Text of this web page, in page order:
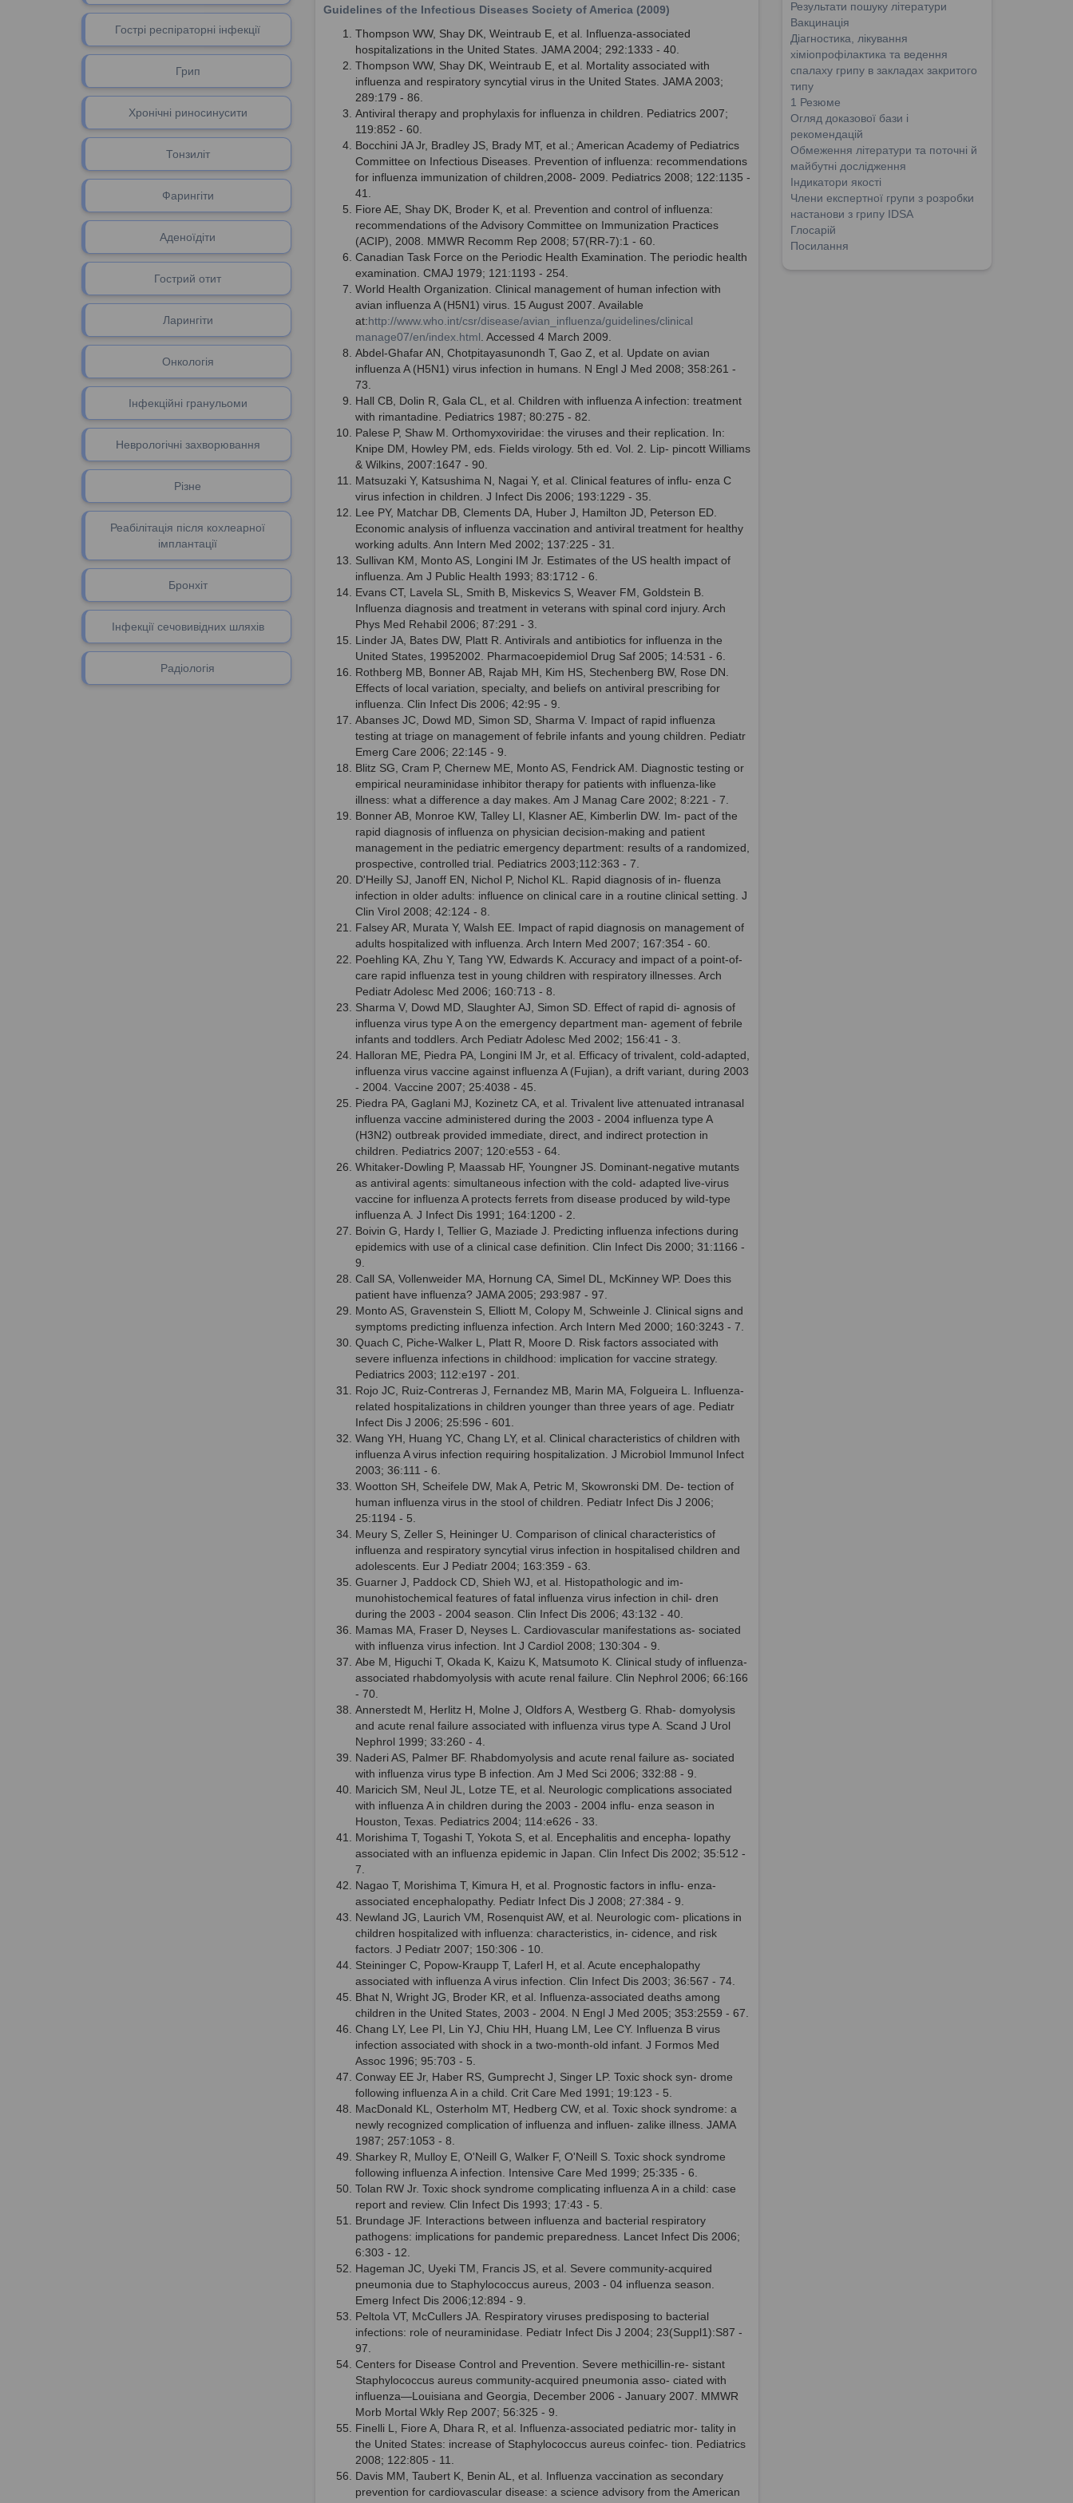
Гострі респіраторні інфекції
Грип
Хронічні риносинусити
Тонзиліт
Фарингіти
Аденоїдіти
Гоcтрий отит
Ларингіти
Онкологія
Інфекційні гранульоми
Неврологічні захворювання
Різне
Реабілітація після кохлеарної
імплантації
Бронхіт
Інфекції сечовивідних шляхів
Радіологія
Результати пошуку літератури
Вакцинація
Діагностика, лікування
хіміопрофілактика та ведення
спалаху грипу в закладах закритого
типу
1 Резюме
Огляд доказової бази і
рекомендацій
Обмеження літератури та поточні й
майбутні дослідження
Індикатори якості
Члени експертної групи з розробки
настанови з грипу IDSA
Глосарій
Посилання
Guidelines of the Infectious Diseases Society of America (2009)
Thompson WW, Shay DK, Weintraub E, et al. Influenza-associated
hospitalizations in the United States. JAMA 2004; 292:1333 - 40.
Thompson WW, Shay DK, Weintraub E, et al. Mortality associated with
influenza and respiratory syncytial virus in the United States. JAMA 2003;
289:179 - 86.
Antiviral therapy and prophylaxis for influenza in children. Pediatrics 2007;
119:852 - 60.
Bocchini JA Jr, Bradley JS, Brady MT, et al.; American Academy of Pediatrics
Committee on Infectious Diseases. Prevention of influenza: recommendations
for influenza immunization of children,2008- 2009. Pediatrics 2008; 122:1135 -
41.
Fiore AE, Shay DK, Broder K, et al. Prevention and control of influenza:
recommendations of the Advisory Committee on Immunization Practices
(ACIP), 2008. MMWR Recomm Rep 2008; 57(RR-7):1 - 60.
Canadian Task Force on the Periodic Health Examination. The periodic health
examination. CMAJ 1979; 121:1193 - 254.
World Health Organization. Clinical management of human infection with
avian influenza A (H5N1) virus. 15 August 2007. Available
at:http://www.who.int/csr/disease/avian_influenza/guidelines/clinical
manage07/en/index.html . Accessed 4 March 2009.
Abdel-Ghafar AN, Chotpitayasunondh T, Gao Z, et al. Update on avian
influenza A (H5N1) virus infection in humans. N Engl J Med 2008; 358:261 -
73.
Hall CB, Dolin R, Gala CL, et al. Children with influenza A infection: treatment
with rimantadine. Pediatrics 1987; 80:275 - 82.
Palese P, Shaw M. Orthomyxoviridae: the viruses and their replication. In:
Knipe DM, Howley PM, eds. Fields virology. 5th ed. Vol. 2. Lip- pincott Williams
& Wilkins, 2007:1647 - 90.
Matsuzaki Y, Katsushima N, Nagai Y, et al. Clinical features of influ- enza C
virus infection in children. J Infect Dis 2006; 193:1229 - 35.
Lee PY, Matchar DB, Clements DA, Huber J, Hamilton JD, Peterson ED.
Economic analysis of influenza vaccination and antiviral treatment for healthy
working adults. Ann Intern Med 2002; 137:225 - 31.
Sullivan KM, Monto AS, Longini IM Jr. Estimates of the US health impact of
influenza. Am J Public Health 1993; 83:1712 - 6.
Evans CT, Lavela SL, Smith B, Miskevics S, Weaver FM, Goldstein B.
Influenza diagnosis and treatment in veterans with spinal cord injury. Arch
Phys Med Rehabil 2006; 87:291 - 3.
Linder JA, Bates DW, Platt R. Antivirals and antibiotics for influenza in the
United States, 1995­2002. Pharmacoepidemiol Drug Saf 2005; 14:531 - 6.
Rothberg MB, Bonner AB, Rajab MH, Kim HS, Stechenberg BW, Rose DN.
Effects of local variation, specialty, and beliefs on antiviral prescribing for
influenza. Clin Infect Dis 2006; 42:95 - 9.
Abanses JC, Dowd MD, Simon SD, Sharma V. Impact of rapid influenza
testing at triage on management of febrile infants and young children. Pediatr
Emerg Care 2006; 22:145 - 9.
Blitz SG, Cram P, Chernew ME, Monto AS, Fendrick AM. Diagnostic testing or
empirical neuraminidase inhibitor therapy for patients with influenza-like
illness: what a difference a day makes. Am J Manag Care 2002; 8:221 - 7.
Bonner AB, Monroe KW, Talley LI, Klasner AE, Kimberlin DW. Im- pact of the
rapid diagnosis of influenza on physician decision-making and patient
management in the pediatric emergency department: re­sults of a randomized,
prospective, controlled trial. Pediatrics 2003;112:363 - 7.
D'Heilly SJ, Janoff EN, Nichol P, Nichol KL. Rapid diagnosis of in- fluenza
infection in older adults: influence on clinical care in a routine clinical setting. J
Clin Virol 2008; 42:124 - 8.
Falsey AR, Murata Y, Walsh EE. Impact of rapid diagnosis on management of
adults hospitalized with influenza. Arch Intern Med 2007; 167:354 - 60.
Poehling KA, Zhu Y, Tang YW, Edwards K. Accuracy and impact of a point-of-
care rapid influenza test in young children with respiratory illnesses. Arch
Pediatr Adolesc Med 2006; 160:713 - 8.
Sharma V, Dowd MD, Slaughter AJ, Simon SD. Effect of rapid di- agnosis of
influenza virus type A on the emergency department man- agement of febrile
infants and toddlers. Arch Pediatr Adolesc Med 2002; 156:41 - 3.
Halloran ME, Piedra PA, Longini IM Jr, et al. Efficacy of trivalent, cold-adapted,
influenza virus vaccine against influenza A (Fujian), a drift variant, during 2003
- 2004. Vaccine 2007; 25:4038 - 45.
Piedra PA, Gaglani MJ, Kozinetz CA, et al. Trivalent live attenuated intranasal
influenza vaccine administered during the 2003 - 2004 influenza type A
(H3N2) outbreak provided immediate, direct, and indirect protection in
children. Pediatrics 2007; 120:e553 - 64.
Whitaker-Dowling P, Maassab HF, Youngner JS. Dominant-negative mutants
as antiviral agents: simultaneous infection with the cold- adapted live-virus
vaccine for influenza A protects ferrets from disease produced by wild-type
influenza A. J Infect Dis 1991; 164:1200 - 2.
Boivin G, Hardy I, Tellier G, Maziade J. Predicting influenza infections during
epidemics with use of a clinical case definition. Clin Infect Dis 2000; 31:1166 -
9.
Call SA, Vollenweider MA, Hornung CA, Simel DL, McKinney WP. Does this
patient have influenza? JAMA 2005; 293:987 - 97.
Monto AS, Gravenstein S, Elliott M, Colopy M, Schweinle J. Clinical signs and
symptoms predicting influenza infection. Arch Intern Med 2000; 160:3243 - 7.
Quach C, Piche-Walker L, Platt R, Moore D. Risk factors associated with
severe influenza infections in childhood: implication for vaccine strategy.
Pediatrics 2003; 112:e197 - 201.
Rojo JC, Ruiz-Contreras J, Fernandez MB, Marin MA, Folgueira L. Influenza-
related hospitalizations in children younger than three years of age. Pediatr
Infect Dis J 2006; 25:596 - 601.
Wang YH, Huang YC, Chang LY, et al. Clinical characteristics of children with
influenza A virus infection requiring hospitalization. J Microbiol Immunol Infect
2003; 36:111 - 6.
Wootton SH, Scheifele DW, Mak A, Petric M, Skowronski DM. De- tection of
human influenza virus in the stool of children. Pediatr Infect Dis J 2006;
25:1194 - 5.
Meury S, Zeller S, Heininger U. Comparison of clinical characteristics of
influenza and respiratory syncytial virus infection in hospitalised children and
adolescents. Eur J Pediatr 2004; 163:359 - 63.
Guarner J, Paddock CD, Shieh WJ, et al. Histopathologic and im-
munohistochemical features of fatal influenza virus infection in chil- dren
during the 2003 - 2004 season. Clin Infect Dis 2006; 43:132 - 40.
Mamas MA, Fraser D, Neyses L. Cardiovascular manifestations as- sociated
with influenza virus infection. Int J Cardiol 2008; 130:304 - 9.
Abe M, Higuchi T, Okada K, Kaizu K, Matsumoto K. Clinical study of influenza-
associated rhabdomyolysis with acute renal failure. Clin Nephrol 2006; 66:166
- 70.
Annerstedt M, Herlitz H, Molne J, Oldfors A, Westberg G. Rhab- domyolysis
and acute renal failure associated with influenza virus type A. Scand J Urol
Nephrol 1999; 33:260 - 4.
Naderi AS, Palmer BF. Rhabdomyolysis and acute renal failure as- sociated
with influenza virus type B infection. Am J Med Sci 2006; 332:88 - 9.
Maricich SM, Neul JL, Lotze TE, et al. Neurologic complications associated
with influenza A in children during the 2003 - 2004 influ- enza season in
Houston, Texas. Pediatrics 2004; 114:e626 - 33.
Morishima T, Togashi T, Yokota S, et al. Encephalitis and encepha- lopathy
associated with an influenza epidemic in Japan. Clin Infect Dis 2002; 35:512 -
7.
Nagao T, Morishima T, Kimura H, et al. Prognostic factors in influ- enza-
associated encephalopathy. Pediatr Infect Dis J 2008; 27:384 - 9.
Newland JG, Laurich VM, Rosenquist AW, et al. Neurologic com- plications in
children hospitalized with influenza: characteristics, in- cidence, and risk
factors. J Pediatr 2007; 150:306 - 10.
Steininger C, Popow-Kraupp T, Laferl H, et al. Acute encephalopathy
associated with influenza A virus infection. Clin Infect Dis 2003; 36:567 - 74.
Bhat N, Wright JG, Broder KR, et al. Influenza-associated deaths among
children in the United States, 2003 - 2004. N Engl J Med 2005; 353:2559 - 67.
Chang LY, Lee PI, Lin YJ, Chiu HH, Huang LM, Lee CY. Influenza B virus
infection associated with shock in a two-month-old infant. J Formos Med
Assoc 1996; 95:703 - 5.
Conway EE Jr, Haber RS, Gumprecht J, Singer LP. Toxic shock syn- drome
following influenza A in a child. Crit Care Med 1991; 19:123 - 5.
MacDonald KL, Osterholm MT, Hedberg CW, et al. Toxic shock syndrome: a
newly recognized complication of influenza and influen- zalike illness. JAMA
1987; 257:1053 - 8.
Sharkey R, Mulloy E, O'Neill G, Walker F, O'Neill S. Toxic shock syndrome
following influenza A infection. Intensive Care Med 1999; 25:335 - 6.
Tolan RW Jr. Toxic shock syndrome complicating influenza A in a child: case
report and review. Clin Infect Dis 1993; 17:43 - 5.
Brundage JF. Interactions between influenza and bacterial respiratory
pathogens: implications for pandemic preparedness. Lancet Infect Dis 2006;
6:303 - 12.
Hageman JC, Uyeki TM, Francis JS, et al. Severe community-acquired
pneumonia due to Staphylococcus aureus, 2003 - 04 influenza season.
Emerg Infect Dis 2006;12:894 - 9.
Peltola VT, McCullers JA. Respiratory viruses predisposing to bacterial
infections: role of neuraminidase. Pediatr Infect Dis J 2004; 23(Suppl1):S87 -
97.
Centers for Disease Control and Prevention. Severe methicillin-re- sistant
Staphylococcus aureus community-acquired pneumonia asso- ciated with
influenza—Louisiana and Georgia, December 2006 - January 2007. MMWR
Morb Mortal Wkly Rep 2007; 56:325 - 9.
Finelli L, Fiore A, Dhara R, et al. Influenza-associated pediatric mor- tality in
the United States: increase of Staphylococcus aureus coinfec- tion. Pediatrics
2008; 122:805 - 11.
Davis MM, Taubert K, Benin AL, et al. Influenza vaccination as secondary
prevention for cardiovascular disease: a science advisory from the American